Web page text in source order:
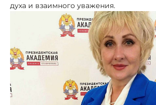
духа и взаимного уважения.